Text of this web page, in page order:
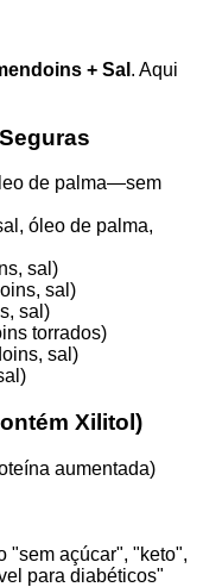
+ Sal . Aqui
de palma—sem
óleo de palma,
sal)
sal)
sal)
torrados)
sal)
Xilitol)
aumentada)
"sem açúcar", "keto",
para diabéticos"